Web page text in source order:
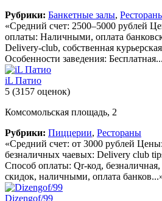
Рубрики: Банкетные залы,
«Средний счет: 2500–5000 рублей
оплаты: Наличными, оплата
Delivery-club, собственная
Особенности заведения:
iL Патио
5 (3157 оценок)
Комсомольская площадь, 2
Рубрики: Пиццерии, Рестораны
«Средний счет: от 3000 рублей
безналичных чаевых: Delivery club
Способ оплаты: Qr-код, безналичная,
скидок, наличными, оплата
Dizengof/99